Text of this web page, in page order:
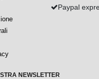
Paypal
NEWSLETTER